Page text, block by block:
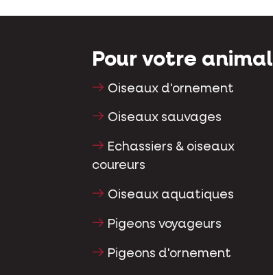
Pour votre animal
Oiseaux d'ornement
Oiseaux sauvages
Echassiers & oiseaux
coureurs
Oiseaux aquatiques
Pigeons voyageurs
Pigeons d'ornement